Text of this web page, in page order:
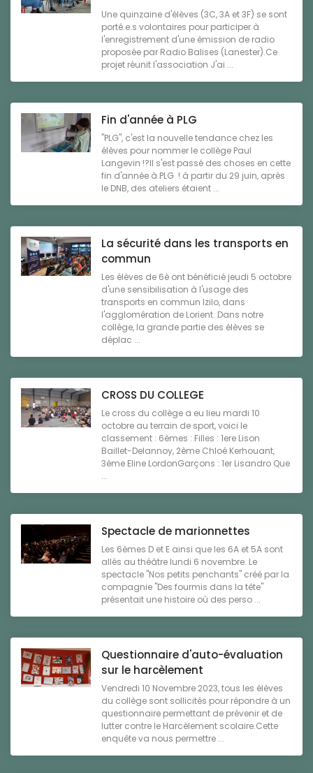
Une quinzaine d'élèves (3C, 3A et 3F) se sont
porté.e.s volontaires pour participer à
l'enregistrement d'une émission de radio
proposée par Radio Balises (Lanester).Ce
projet réunit l'association J'ai ...
Fin d'année à PLG
"PLG", c'est la nouvelle tendance chez les
élèves pour nommer le collège Paul
Langevin !?Il s'est passé des choses en cette
fin d'année à PLG ! à partir du 29 juin, après
le DNB, des ateliers étaient ...
La sécurité dans les transports en
commun
Les élèves de 6è ont bénéficié jeudi 5 octobre
d'une sensibilisation à l'usage des
transports en commun Izilo, dans
l'agglomération de Lorient. Dans notre
collège, la grande partie des élèves se
déplac ...
CROSS DU COLLEGE
Le cross du collège a eu lieu mardi 10
octobre au terrain de sport, voici le
classement : 6èmes : Filles : 1ere Lison
Baillet-Delannoy, 2ème Chloé Kerhouant,
3ème Eline LordonGarçons : 1er Lisandro Que
...
Spectacle de marionnettes
Les 6èmes D et E ainsi que les 6A et 5A sont
allés au théâtre lundi 6 novembre. Le
spectacle "Nos petits penchants" créé par la
compagnie "Des fourmis dans la tête"
présentait une histoire où des perso ...
Questionnaire d'auto-évaluation
sur le harcèlement
Vendredi 10 Novembre 2023, tous les élèves
du collège sont sollicités pour répondre à un
questionnaire permettant de prévenir et de
lutter contre le Harcèlement scolaire.Cette
enquête va nous permettre ...